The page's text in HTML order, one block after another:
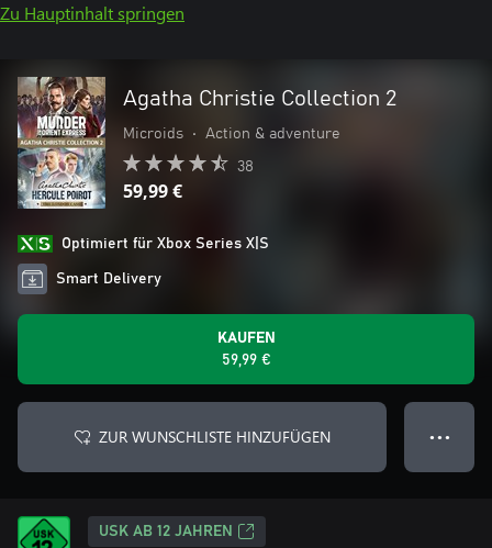
Zu Hauptinhalt springen
Agatha Christie Collection 2
Microids • Action & adventure
38
59,99 €
Optimiert für Xbox Series X|S
Smart Delivery
KAUFEN
59,99 €
ZUR WUNSCHLISTE HINZUFÜGEN ● ● ●
USK AB 12 JAHREN